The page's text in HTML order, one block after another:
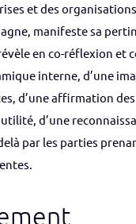
et des
manifeste sa
en co-réflexion et
interne, d’une
d’une affirmation
d’une
par les parties